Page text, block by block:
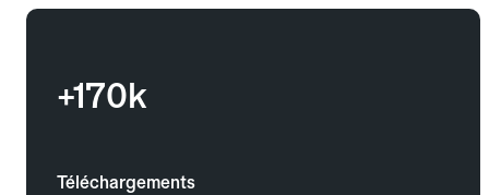
+170k
Téléchargements